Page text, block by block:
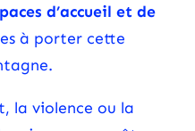
d’accueil et de
à porter cette
la violence ou la